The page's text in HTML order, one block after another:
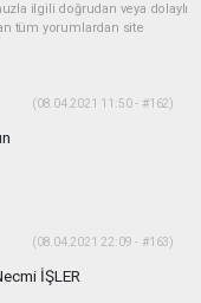
ilgili doğrudan veya dolaylı
tüm yorumlardan site
(08.04.2021 11:50 - #162)
(08.04.2021 22:09 - #163)
İŞLER